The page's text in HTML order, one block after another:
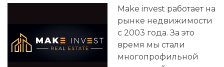
Make invest работает на
рынке недвижимости
с 2003 года. За это
время мы стали
многопрофильной